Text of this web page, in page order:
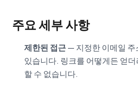
주요 세부 사항
제한된 접근— 지정한 이메일 주
있습니다. 링크를 어떻게든 얻
할 수 없습니다.